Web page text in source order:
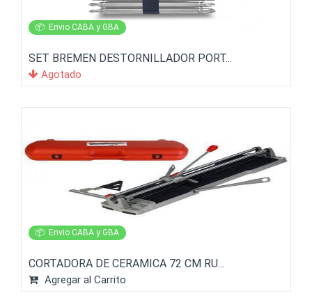
📦 Envio CABA y GBA
SET BREMEN DESTORNILLADOR PORT...
Agotado
📦 Envio CABA y GBA
CORTADORA DE CERAMICA 72 CM RU...
Agregar al Carrito